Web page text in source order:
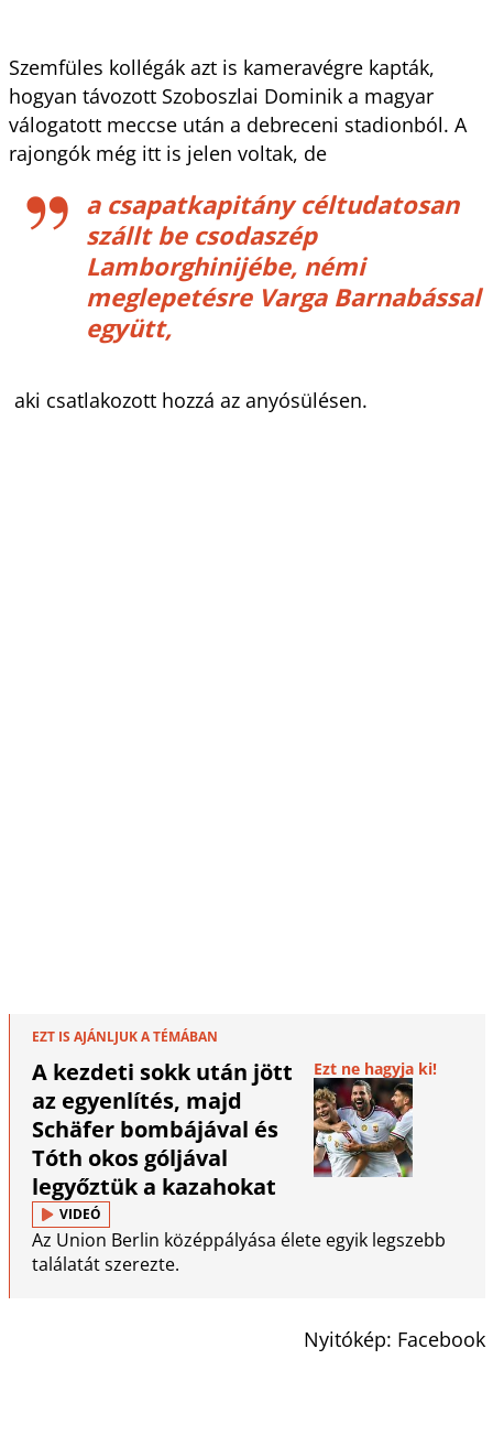
Szemfüles kollégák azt is kameravégre kapták,
hogyan távozott Szoboszlai Dominik a magyar
válogatott meccse után a debreceni stadionból. A
rajongók még itt is jelen voltak, de
a csapatkapitány céltudatosan
szállt be csodaszép
Lamborghinijébe, némi
meglepetésre Varga Barnabással
együtt,
aki csatlakozott hozzá az anyósülésen.
EZT IS AJÁNLJUK A TÉMÁBAN
A kezdeti sokk után jött
az egyenlítés, majd
Schäfer bombájával és
Tóth okos góljával
legyőztük a kazahokat
Ezt ne hagyja ki!
VIDEÓ
Az Union Berlin középpályása élete egyik legszebb
találatát szerezte.
Nyitókép: Facebook